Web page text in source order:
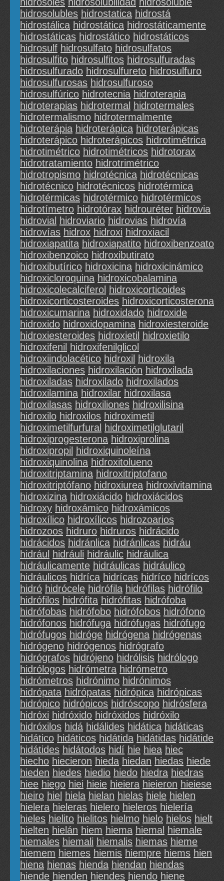
hidrosolubles hidrostatica hidrostá
hidrostálica hidrostática hidrostáticamente
hidrostáticas hidrostático hidrostáticos
hidrosulf hidrosulfato hidrosulfatos
hidrosulfito hidrosulfitos hidrosulfuradas
hidrosulfurado hidrosulfureto hidrosulfuro
hidrosulfurosas hidrosulfuroso
hidrosulfúrico hidrotecnia hidroterapia
hidroterapias hidrotermal hidrotermales
hidrotermalismo hidrotermalmente
hidroterápia hidroterápica hidroterápicas
hidroterápico hidroterápicos hidrotimétrica
hidrotimétrico hidrotimétricos hidrotorax
hidrotratamiento hidrotrimétrico
hidrotropismo hidrotécnica hidrotécnicas
hidrotécnico hidrotécnicos hidrotérmica
hidrotérmicas hidrotérmico hidrotérmicos
hidrotímetro hidrotórax hidrouréter hidrovia
hidrovial hidroviario hidrovias hidrovía
hidrovías hidrox hidroxi hidroxiacil
hidroxiapatita hidroxiapatito hidroxibenzoato
hidroxibenzoico hidroxibutirato
hidroxibutírico hidroxicina hidroxicinámico
hidroxicloroquina hidroxicobalamina
hidroxicolecalciferol hidroxicorticoides
hidroxicorticosteroides hidroxicorticosterona
hidroxicumarina hidroxidado hidroxide
hidroxido hidroxidopamina hidroxiesteroide
hidroxiesteroides hidroxietil
hidroxietilo
hidroxifenil hidroxifenilglicol
hidroxiindolacético hidroxil hidroxila
hidroxilaciones hidroxilación hidroxilada
hidroxiladas hidroxilado hidroxilados
hidroxilamina hidroxilar hidroxilasa
hidroxilasas hidroxiliones hidroxilisina
hidroxilo hidroxilos hidroximetil
hidroximetilfurfural hidroximetilglutaril
hidroxiprogesterona hidroxiprolina
hidroxipropil
hidroxiquinoleína
hidroxiquinolina hidroxitolueno
hidroxitriptamina hidroxitriptofano
hidroxitriptófano hidroxiurea hidroxivitamina
hidroxizina hidroxiácido hidroxiácidos
hidroxy hidroxámico hidroxámicos
hidroxílico hidroxílicos hidrozoarios
hidrozoos hidruro hidruros hidrácido
hidrácidos hidránlica hidránlicas hidráu
hidrául
hidráuli hidráulic hidráulica
hidráulicamente hidráulicas hidráulico
hidráulicos hidríca hidrícas hidríco hidrícos
hidró hidrócele hidrófila hidrófilas hidrófilo
hidrófilos hidrófita hidrófitas hidrófoba
hidrófobas hidrófobo hidrófobos hidrófono
hidrófonos hidrófuga hidrófugas hidrófugo
hidrófugos hidróge hidrógena hidrógenas
hidrógeno hidrógenos hidrógrafo
hidrógrafos hidrójeno hidrólisis hidrólogo
hidrólogos hidrómetra hidrómetro
hidrómetros hidrónimo hidrónimos
hidrópata hidrópatas hidrópica hidrópicas
hidrópico hidrópicos hidróscopo hidrósfera
hidróxi hidróxido hidróxidos hidróxilo
hidróxilos hidá hidálides hidática hidáticas
hidático hidáticos hidátida hidátidas hidátide
hidátides hidátodos hidí hie hiea hiec
hiecho hiecieron hieda hiedan hiedas hiede
hieden hiedes hiedio hiedo hiedra hiedras
hiee hiego hiei hieie hieiera hieieron hieiese
hieiro hiel hiela hielan hielas hiele hielen
hielera hieleras hielero hieleros hielería
hieles hielito hielitos hielmo hielo hielos hielt
hielten hielán hiem hiema hiemal hiemale
hiemales hiemali hiemalis hiemas hieme
hiemem hiemes hiemis hiempre hiems hien
hiena hienas hienda hiendan hiendas
hiende hienden hiendes hiendo hiene